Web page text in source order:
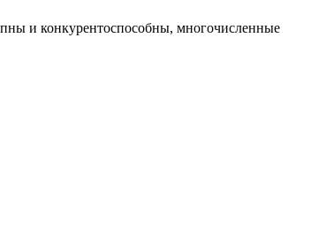
и конкурентоспособны, многочисленные